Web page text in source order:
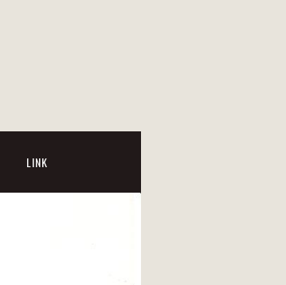
LINK